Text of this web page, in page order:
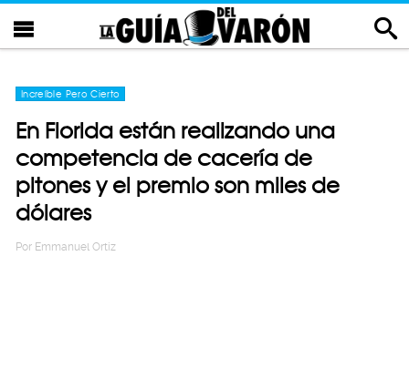
Increíble Pero Cierto
En Florida están realizando una
competencia de cacería de
pitones y el premio son miles de
dólares
Por Emmanuel Ortiz